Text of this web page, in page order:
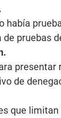
había
pruebas
de
que